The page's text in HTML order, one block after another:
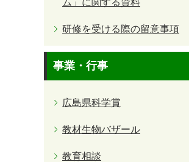
研修を受ける際の留意事項
事業・行事
広島県科学賞
教材生物バザール
教育相談